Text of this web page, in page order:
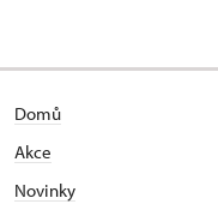
Domů
Akce
Novinky